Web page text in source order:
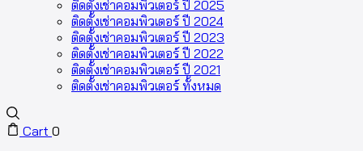
ติดตั้งเช่าคอมพิวเตอร์ ปี 2025
ติดตั้งเช่าคอมพิวเตอร์ ปี 2024
ติดตั้งเช่าคอมพิวเตอร์ ปี 2023
ติดตั้งเช่าคอมพิวเตอร์ ปี 2022
ติดตั้งเช่าคอมพิวเตอร์ ปี 2021
ติดตั้งเช่าคอมพิวเตอร์ ทั้งหมด
Cart 0